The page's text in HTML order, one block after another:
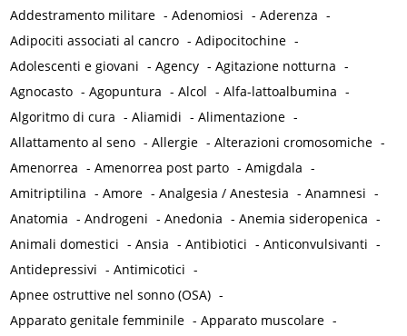
Addestramento militare -Adenomiosi -Aderenza -
Adipociti associati al cancro -Adipocitochine -
Adolescenti e giovani -Agency -Agitazione notturna -
Agnocasto -Agopuntura -Alcol -Alfa-lattoalbumina -
Algoritmo di cura -Aliamidi -Alimentazione -
Allattamento al seno -Allergie -Alterazioni cromosomiche -
Amenorrea -Amenorrea post parto -Amigdala -
Amitriptilina -Amore -Analgesia / Anestesia -Anamnesi -
Anatomia -Androgeni -Anedonia -Anemia sideropenica -
Animali domestici -Ansia -Antibiotici -Anticonvulsivanti -
Antidepressivi -Antimicotici -
Apnee ostruttive nel sonno (OSA) -
Apparato genitale femminile -Apparato muscolare -